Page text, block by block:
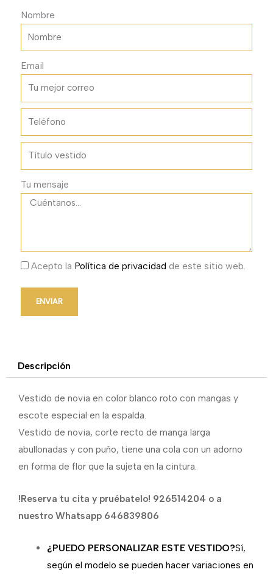
Nombre
Email
Tu mensaje
Acepto la Política de privacidad de este sitio web.
ENVIAR
Descripción
Vestido de novia en color blanco roto con mangas y
escote especial en la espalda.
Vestido de novia, corte recto de manga larga
abullonadas y con puño, tiene una cola con un adorno
en forma de flor que la sujeta en la cintura.
!Reserva tu cita y pruébatelo! 926514204 o a
nuestro Whatsapp 646839806
¿PUEDO PERSONALIZAR ESTE VESTIDO?Sí,
según el modelo se pueden hacer variaciones en